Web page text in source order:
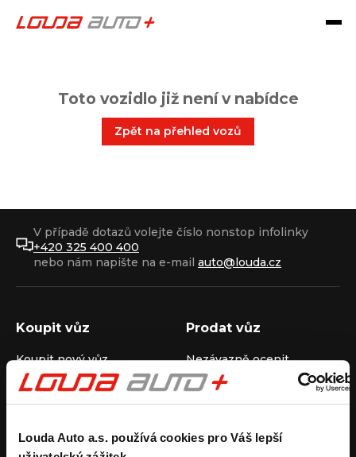
Louda Auto a.s. používá cookies pro Váš lepší
Toto vozidlo již není v nabídce
Zpět na přehled vozů
V případě dotazů volejte číslo nonstop infolinky
+420 325 400 400
nebo nám napište na e-mail auto@louda.cz
Koupit vůz
Koupit nový vůz
Koupit ojetý vůz
Koupit užitkový vůz
Prodat vůz
Nezávazně ocenit
Průběh výkupu vozu
Pronájem Společnost